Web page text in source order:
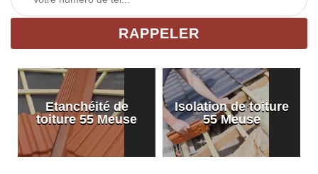
Etanchéité de
toiture 55 Meuse
Isolation de toiture
55 Meuse